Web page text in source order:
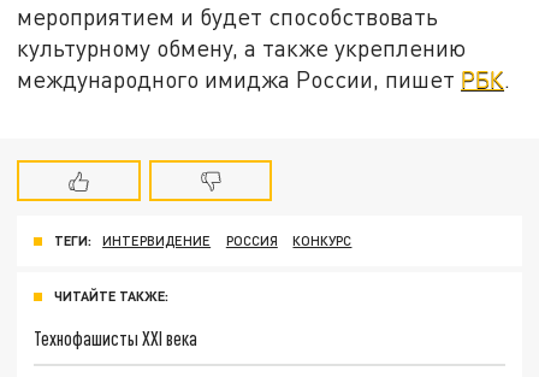
мероприятием и будет способствовать
культурному обмену, а также укреплению
международного имиджа России, пишет РБК.
ТЕГИ: ИНТЕРВИДЕНИЕ РОССИЯ КОНКУРС
ЧИТАЙТЕ ТАКЖЕ:
Технофашисты XXI века